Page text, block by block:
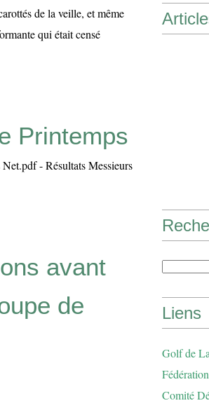
de la veille, et même
qui était censé
Printemps
- Résultats Messieurs
avant
de
Liens
Golf de
Comité